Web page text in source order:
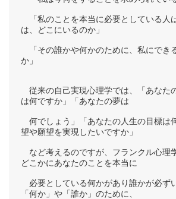
「私のことを本当に必要としている人
は、どこにいるのか」
「その誰かや何かのために、私にでき
か」
従来の自己実現心理学では、「あなた
は何ですか」「あなたの夢は
何でしょう」「あなたの人生の目標は
望や願望を実現したいですか」
など考えるのですが、フランクル心理
どこかにあなたのことを本当に
必要としている何かがあり誰かが必ず
「何か」や「誰か」のために、